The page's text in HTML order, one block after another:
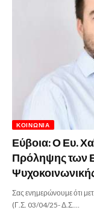
ΚΟΙΝΩΝΊΑ
Εύβοια: Ο Ευ.
Πρόληψης των
Σας ενημερώνουμε ότι
(Γ.Σ. 03/04/25- Δ.Σ.…